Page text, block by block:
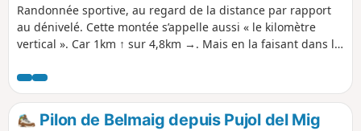
Randonnée sportive, au regard de la distance par rapport
au dénivelé. Cette montée s’appelle aussi « le kilomètre
vertical ». Car 1km ↑ sur 4,8km →. Mais en la faisant dans le
transport en commun, voir infos pratiques.
Pilon de Belmaig depuis Pujol del Mig